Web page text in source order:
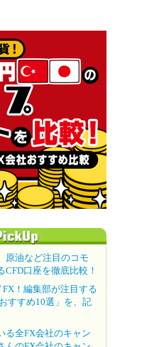
原油など注目のコモ
口座を徹底比較！
FX！編集部が注目する
すすめ10選」を、記
る全FX会社のキャン